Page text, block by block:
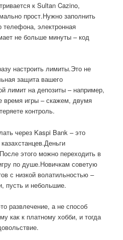
к Sultan Cazino,
прост.Нужно заполнить
электронная
не больше минуты – код
настроить лимиты.Это не
защита вашего
лимит на депозиты – например,
время игры – скажем, двумя
контроль.
через Kaspi Bank – это
этого можно переходить в
по душе.Новичкам советую
с низкой волатильностью –
пусть и небольшие.
развлечение, а не способ
как к платному хобби, и тогда